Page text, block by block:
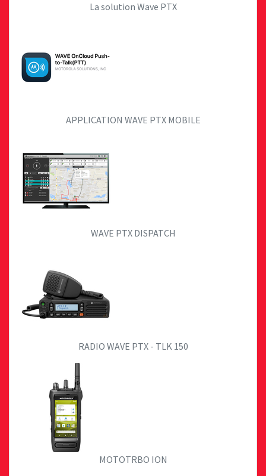
La solution Wave PTX
APPLICATION WAVE PTX MOBILE
WAVE PTX DISPATCH
RADIO WAVE PTX - TLK 150
MOTOTRBO ION